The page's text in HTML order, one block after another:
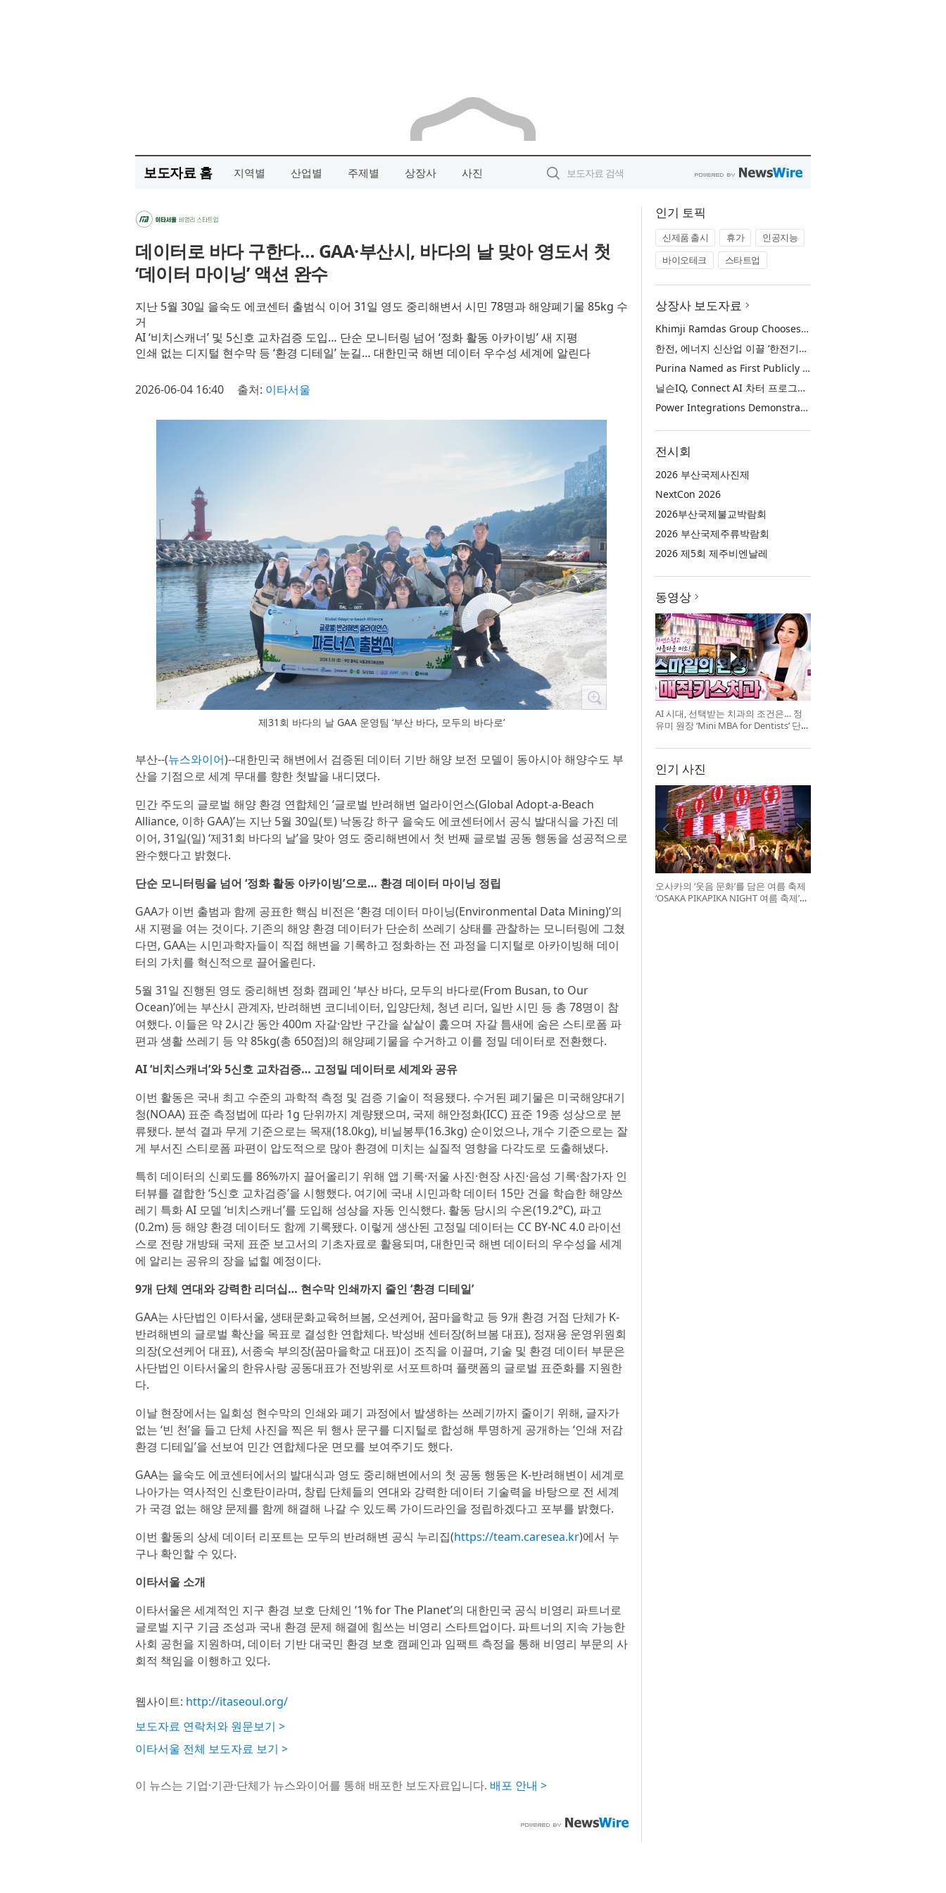
보도자료 홈 지역별 산업별 주제별 상장사 사진
데이터로 바다 구한다… GAA·부산시, 바다의 날 맞아 영도서 첫
‘데이터 마이닝’ 액션 완수
지난 5월 30일 을숙도 에코센터 출범식 이어 31일 영도 중리해변서 시민 78명과 해양폐기물 85kg 수
거
AI ‘비치스캐너’ 및 5신호 교차검증 도입… 단순 모니터링 넘어 ‘정화 활동 아카이빙’ 새 지평
인쇄 없는 디지털 현수막 등 ‘환경 디테일’ 눈길… 대한민국 해변 데이터 우수성 세계에 알린다
2026-06-04 16:40 출처: 이타서울
제31회 바다의 날 GAA 운영팀 ‘부산 바다, 모두의 바다로’
부산--(뉴스와이어)--대한민국 해변에서 검증된 데이터 기반 해양 보전 모델이 동아시아 해양수도 부
산을 기점으로 세계 무대를 향한 첫발을 내디뎠다.
민간 주도의 글로벌 해양 환경 연합체인 ‘글로벌 반려해변 얼라이언스(Global Adopt-a-Beach
Alliance, 이하 GAA)’는 지난 5월 30일(토) 낙동강 하구 을숙도 에코센터에서 공식 발대식을 가진 데
이어, 31일(일) ‘제31회 바다의 날’을 맞아 영도 중리해변에서 첫 번째 글로벌 공동 행동을 성공적으로
완수했다고 밝혔다.
단순 모니터링을 넘어 ‘정화 활동 아카이빙’으로… 환경 데이터 마이닝 정립
GAA가 이번 출범과 함께 공표한 핵심 비전은 ‘환경 데이터 마이닝(Environmental Data Mining)’의
새 지평을 여는 것이다. 기존의 해양 환경 데이터가 단순히 쓰레기 상태를 관찰하는 모니터링에 그쳤
다면, GAA는 시민과학자들이 직접 해변을 기록하고 정화하는 전 과정을 디지털로 아카이빙해 데이
터의 가치를 혁신적으로 끌어올린다.
5월 31일 진행된 영도 중리해변 정화 캠페인 ‘부산 바다, 모두의 바다로(From Busan, to Our
Ocean)’에는 부산시 관계자, 반려해변 코디네이터, 입양단체, 청년 리더, 일반 시민 등 총 78명이 참
여했다. 이들은 약 2시간 동안 400m 자갈·암반 구간을 샅샅이 훑으며 자갈 틈새에 숨은 스티로폼 파
편과 생활 쓰레기 등 약 85kg(총 650점)의 해양폐기물을 수거하고 이를 정밀 데이터로 전환했다.
AI ‘비치스캐너’와 5신호 교차검증… 고정밀 데이터로 세계와 공유
이번 활동은 국내 최고 수준의 과학적 측정 및 검증 기술이 적용됐다. 수거된 폐기물은 미국해양대기
청(NOAA) 표준 측정법에 따라 1g 단위까지 계량됐으며, 국제 해안정화(ICC) 표준 19종 성상으로 분
류됐다. 분석 결과 무게 기준으로는 목재(18.0kg), 비닐봉투(16.3kg) 순이었으나, 개수 기준으로는 잘
게 부서진 스티로폼 파편이 압도적으로 많아 환경에 미치는 실질적 영향을 다각도로 도출해냈다.
특히 데이터의 신뢰도를 86%까지 끌어올리기 위해 앱 기록·저울 사진·현장 사진·음성 기록·참가자 인
터뷰를 결합한 ‘5신호 교차검증’을 시행했다. 여기에 국내 시민과학 데이터 15만 건을 학습한 해양쓰
레기 특화 AI 모델 ‘비치스캐너’를 도입해 성상을 자동 인식했다. 활동 당시의 수온(19.2°C), 파고
(0.2m) 등 해양 환경 데이터도 함께 기록됐다. 이렇게 생산된 고정밀 데이터는 CC BY-NC 4.0 라이선
스로 전량 개방돼 국제 표준 보고서의 기초자료로 활용되며, 대한민국 해변 데이터의 우수성을 세계
에 알리는 공유의 장을 넓힐 예정이다.
9개 단체 연대와 강력한 리더십… 현수막 인쇄까지 줄인 ‘환경 디테일’
GAA는 사단법인 이타서울, 생태문화교육허브봄, 오션케어, 꿈마을학교 등 9개 환경 거점 단체가 K-
반려해변의 글로벌 확산을 목표로 결성한 연합체다. 박성배 센터장(허브봄 대표), 정재용 운영위원회
의장(오션케어 대표), 서종숙 부의장(꿈마을학교 대표)이 조직을 이끌며, 기술 및 환경 데이터 부문은
사단법인 이타서울의 한유사랑 공동대표가 전방위로 서포트하며 플랫폼의 글로벌 표준화를 지원한
다.
이날 현장에서는 일회성 현수막의 인쇄와 폐기 과정에서 발생하는 쓰레기까지 줄이기 위해, 글자가
없는 ‘빈 천’을 들고 단체 사진을 찍은 뒤 행사 문구를 디지털로 합성해 투명하게 공개하는 ‘인쇄 저감
환경 디테일’을 선보여 민간 연합체다운 면모를 보여주기도 했다.
GAA는 을숙도 에코센터에서의 발대식과 영도 중리해변에서의 첫 공동 행동은 K-반려해변이 세계로
나아가는 역사적인 신호탄이라며, 창립 단체들의 연대와 강력한 데이터 기술력을 바탕으로 전 세계
가 국경 없는 해양 문제를 함께 해결해 나갈 수 있도록 가이드라인을 정립하겠다고 포부를 밝혔다.
이번 활동의 상세 데이터 리포트는 모두의 반려해변 공식 누리집(https://team.caresea.kr)에서 누
구나 확인할 수 있다.
이타서울 소개
이타서울은 세계적인 지구 환경 보호 단체인 ‘1% for The Planet’의 대한민국 공식 비영리 파트너로
글로벌 지구 기금 조성과 국내 환경 문제 해결에 힘쓰는 비영리 스타트업이다. 파트너의 지속 가능한
사회 공헌을 지원하며, 데이터 기반 대국민 환경 보호 캠페인과 임팩트 측정을 통해 비영리 부문의 사
회적 책임을 이행하고 있다.
웹사이트: http://itaseoul.org/
보도자료 연락처와 원문보기 >
이타서울 전체 보도자료 보기 >
이 뉴스는 기업·기관·단체가 뉴스와이어를 통해 배포한 보도자료입니다. 배포 안내 >
인기 토픽
신제품 출시 휴가
인공지능
바이오테크
스타트업
상장사 보도자료
Khimji Ramdas Group Chooses Rimini Street to Reduce SAP Support Costs, Protect 700+ Customizations and Reinvest Savings in Innovation
한전, 에너지 신산업 이끌 ‘한전기술지주’ 공식 출범
Purina Named as First Publicly Announced NIQ ConnectAI Charter Client
닐슨IQ, Connect AI 차터 프로그램 최초 고객사 ‘퓨리나’ 선정
Power Integrations Demonstrates World’s First 2200 V GaN Technology for Next-Era High-Voltage Power Systems
전시회
2026 부산국제사진제
NextCon 2026
2026부산국제불교박람회
2026 부산국제주류박람회
2026 제5회 제주비엔날레
동영상
AI 시대, 선택받는 치과의 조건은… 정
유미 원장 ‘Mini MBA for Dentists’ 단독
인기 사진
오사카의 ‘웃음 문화’를 담은 여름 축제
‘OSAKA PIKAPIKA NIGHT 여름 축제’